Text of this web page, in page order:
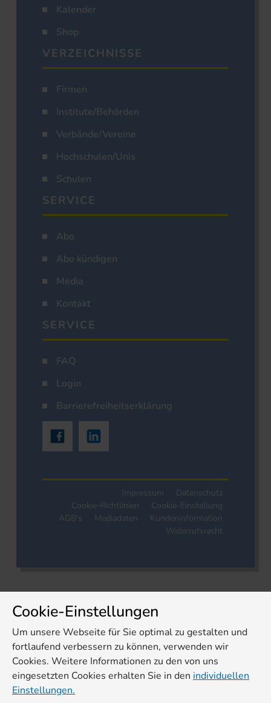
Kalender
Shop
VERZEICHNISSE
Firmen
Institute/Behörden
Verbände/Vereine
Hochschulen/Unis
Schulen
SERVICE
Abo
Abo kündigen
Media
Kontakt
SERVICE
FAQ
Login
Barrierefreiheitserklärung
Impressum
Datenschutz
Cookie-Richtlinien
Cookie-Einstellung
AGB's
Mediadaten
Kundeninformation
Widerrufsrecht
Cookie-Einstellungen
Um unsere Webseite für Sie optimal zu gestalten und
fortlaufend verbessern zu können, verwenden wir
Cookies. Weitere Informationen zu den von uns
eingesetzten Cookies erhalten Sie in den individuellen
Einstellungen.